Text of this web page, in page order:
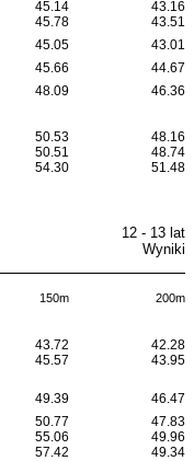
45.14
43.16
45.78
43.51
45.05
43.01
45.66
44.67
48.09
46.36
50.53
48.16
50.51
48.74
54.30 51.48
12 - 13 lat
Wyniki
150m 200m
43.72
42.28
45.57 43.95
49.39
46.47
50.77
47.83
55.06
49.96
57.42
49.34